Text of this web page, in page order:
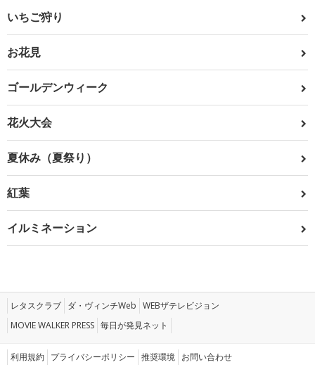
いちご狩り
お花見
ゴールデンウィーク
花火大会
夏休み（夏祭り）
紅葉
イルミネーション
レタスクラブ ダ・ヴィンチWeb WEBザテレビジョン
MOVIE WALKER PRESS 毎日が発見ネット
利用規約 プライバシーポリシー 推奨環境 お問い合わせ